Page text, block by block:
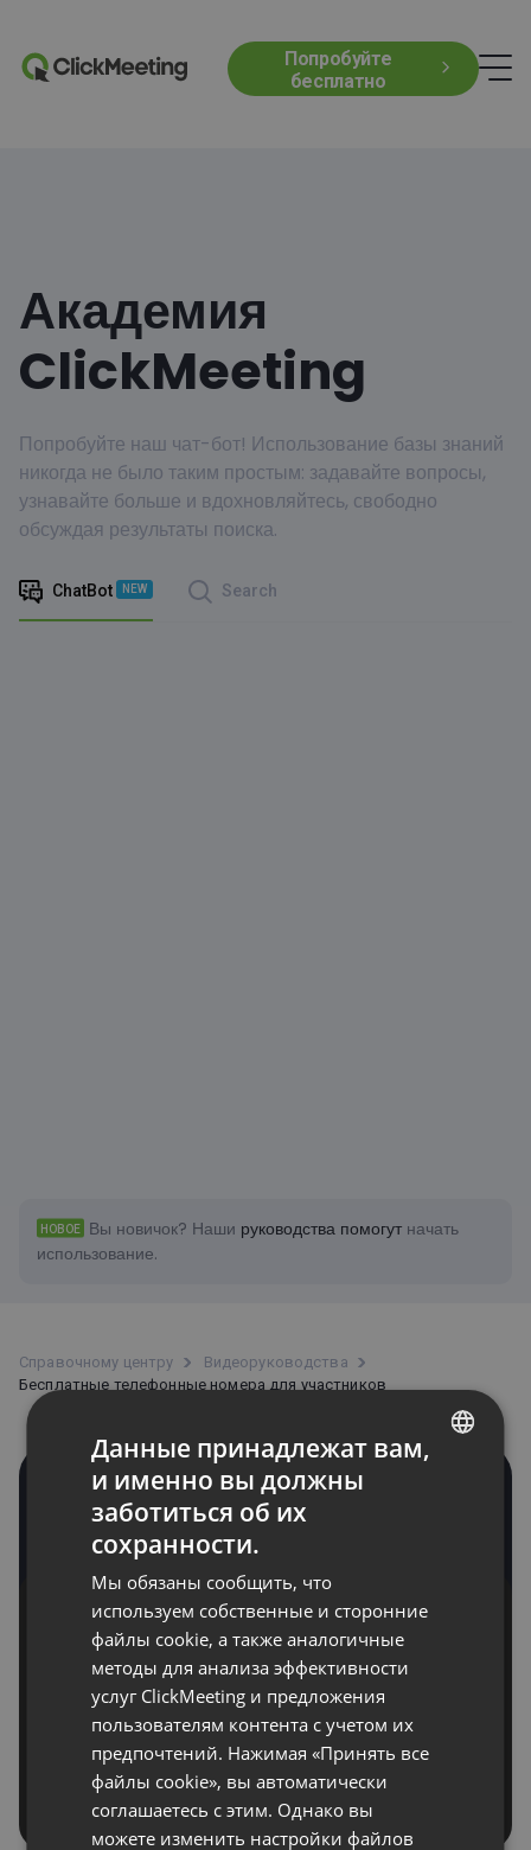
Попробуйте
бесплатно
Академия
ClickMeeting
Попробуйте наш чат-бот! Использование базы знаний
никогда не было таким простым: задавайте вопросы,
узнавайте больше и вдохновляйтесь, свободно
обсуждая результаты поиска.
ChatBot NEW Search
НОВОЕ Вы новичок? Наши руководства помогутначать
использование.
Справочному центру
Bидеоруководства
Бесплатные телефонные номера для участников
Бесплатные телефонные
номера для участников
POLISH
RUSSIAN
PORTUGUESE
ITALIAN
Данные принадлежат вам,
и именно вы должны
заботиться об их
сохранности.
Мы обязаны сообщить, что
используем собственные и сторонние
файлы cookie, а также аналогичные
методы для анализа эффективности
услуг ClickMeeting и предложения
пользователям контента с учетом их
предпочтений. Нажимая «Принять все
файлы cookie», вы автоматически
соглашаетесь с этим. Однако вы
можете изменить настройки файлов